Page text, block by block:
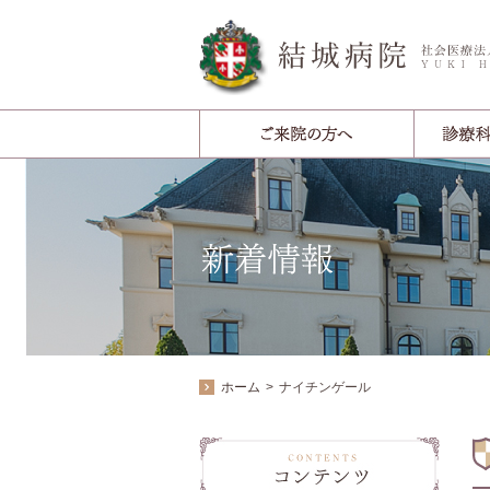
ホーム ナイチンゲール